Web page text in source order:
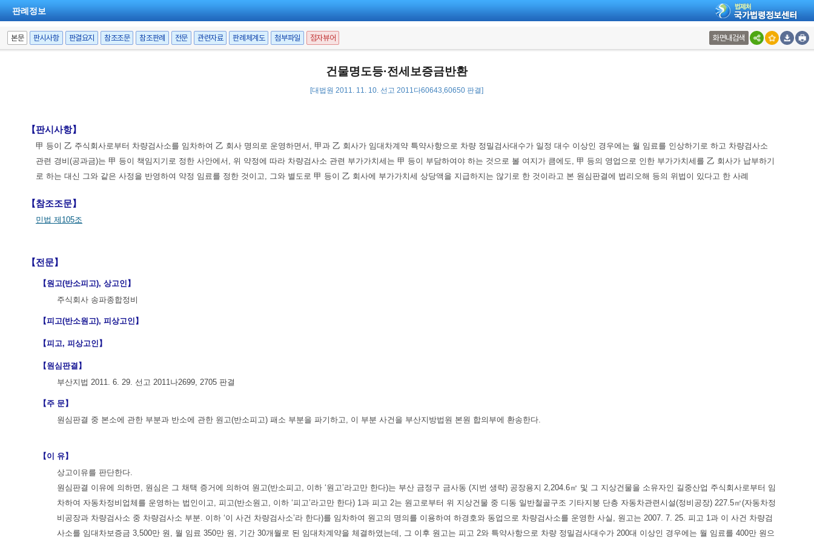
판례정보
본문 판시사항 판결요지 참조조문 참조판례 전문 관련자료 판례체계도 첨부파일 점자뷰어 화면내검색
건물명도등·전세보증금반환
[대법원 2011. 11. 10. 선고 2011다60643,60650 판결]
【판시사항】
甲 등이 乙 주식회사로부터 차량검사소를 임차하여 乙 회사 명의로 운영하면서, 甲과 乙 회사가 임대차계약 특약사항으로 차량 정밀검사대수가 일정 대수 이상인 경우에는 월 임료를 인상하기로 하고 차량검사소
관련 경비(공과금)는 甲 등이 책임지기로 정한 사안에서, 위 약정에 따라 차량검사소 관련 부가가치세는 甲 등이 부담하여야 하는 것으로 볼 여지가 큼에도, 甲 등의 영업으로 인한 부가가치세를 乙 회사가 납부하기
로 하는 대신 그와 같은 사정을 반영하여 약정 임료를 정한 것이고, 그와 별도로 甲 등이 乙 회사에 부가가치세 상당액을 지급하지는 않기로 한 것이라고 본 원심판결에 법리오해 등의 위법이 있다고 한 사례
【참조조문】
민법 제105조
【전문】
【원고(반소피고), 상고인】
주식회사 송파종합정비
【피고(반소원고), 피상고인】
【피고, 피상고인】
【원심판결】
부산지법 2011. 6. 29. 선고 2011나2699, 2705 판결
【주 문】
원심판결 중 본소에 관한 부분과 반소에 관한 원고(반소피고) 패소 부분을 파기하고, 이 부분 사건을 부산지방법원 본원 합의부에 환송한다.
【이 유】
상고이유를 판단한다.
원심판결 이유에 의하면, 원심은 그 채택 증거에 의하여 원고(반소피고, 이하 ‘원고’라고만 한다)는 부산 금정구 금사동 (지번 생략) 공장용지 2,204.6㎡ 및 그 지상건물을 소유자인 길중산업 주식회사로부터 임
차하여 자동차정비업체를 운영하는 법인이고, 피고(반소원고, 이하 ‘피고’라고만 한다) 1과 피고 2는 원고로부터 위 지상건물 중 디동 일반철골구조 기타지붕 단층 자동차관련시설(정비공장) 227.5㎡(자동차정
비공장과 차량검사소 중 차량검사소 부분. 이하 ‘이 사건 차량검사소’라 한다)를 임차하여 원고의 명의를 이용하여 하경호와 동업으로 차량검사소를 운영한 사실, 원고는 2007. 7. 25. 피고 1과 이 사건 차량검
사소를 임대차보증금 3,500만 원, 월 임료 350만 원, 기간 30개월로 된 임대차계약을 체결하였는데, 그 이후 원고는 피고 2와 특약사항으로 차량 정밀검사대수가 200대 이상인 경우에는 월 임료를 400만 원으